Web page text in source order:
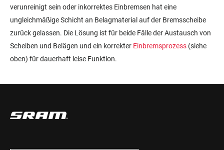
verunreinigt sein oder inkorrektes Einbremsen hat eine
ungleichmäßige Schicht an Belagmaterial auf der Bremsscheibe
zurück gelassen. Die Lösung ist für beide Fälle der Austausch von
Scheiben und Belägen und ein korrekter Einbremsprozess (siehe
oben) für dauerhaft leise Funktion.